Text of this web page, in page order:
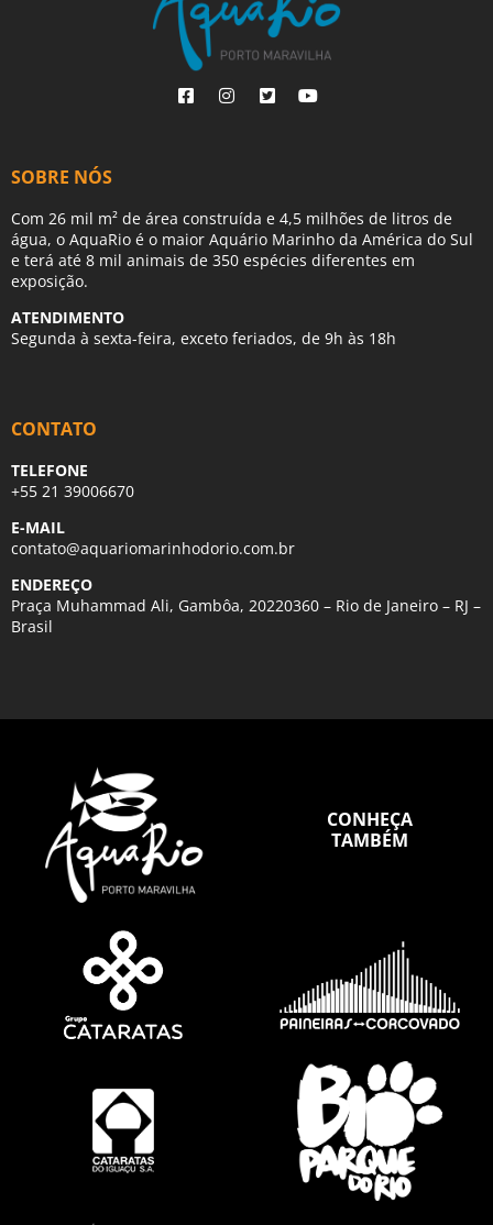
SOBRE NÓS
Com 26 mil m² de área construída e 4,5 milhões de litros de
água, o AquaRio é o maior Aquário Marinho da América do Sul
e terá até 8 mil animais de 350 espécies diferentes em
exposição.
ATENDIMENTO
Segunda à sexta-feira, exceto feriados, de 9h às 18h
CONTATO
TELEFONE
+55 21 39006670
E-MAIL
contato@aquariomarinhodorio.com.br
ENDEREÇO
Praça Muhammad Ali, Gambôa, 20220360 – Rio de Janeiro – RJ –
Brasil
CONHEÇA
TAMBÉM